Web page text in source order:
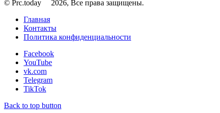
© Prc.today
2026, Все права защищены.
Главная
Контакты
Политика конфиденциальности
Facebook
YouTube
vk.com
Telegram
TikTok
Back to top button